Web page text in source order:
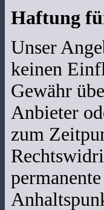
Haftung
Unser
keinen
Gewähr
Anbieter
zum